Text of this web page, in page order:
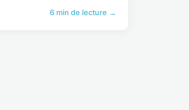
6 min de lecture →